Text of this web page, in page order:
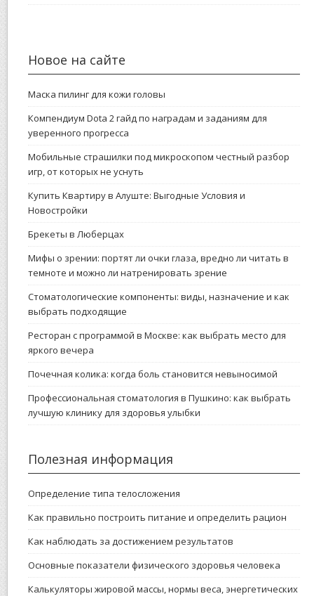
Новое на сайте
Маска пилинг для кожи головы
Компендиум Dota 2 гайд по наградам и заданиям для
уверенного прогресса
Мобильные страшилки под микроскопом честный разбор
игр, от которых не уснуть
Купить Квартиру в Алуште: Выгодные Условия и
Новостройки
Брекеты в Люберцах
Мифы о зрении: портят ли очки глаза, вредно ли читать в
темноте и можно ли натренировать зрение
Стоматологические компоненты: виды, назначение и как
выбрать подходящие
Ресторан с программой в Москве: как выбрать место для
яркого вечера
Почечная колика: когда боль становится невыносимой
Профессиональная стоматология в Пушкино: как выбрать
лучшую клинику для здоровья улыбки
Полезная информация
Определение типа телосложения
Как правильно построить питание и определить рацион
Как наблюдать за достижением результатов
Основные показатели физического здоровья человека
Калькуляторы жировой массы, нормы веса, энергетических